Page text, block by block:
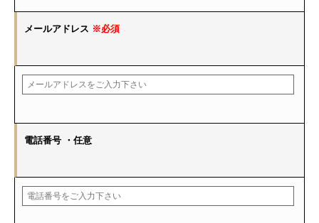
メールアドレス ※必須
電話番号 ・任意